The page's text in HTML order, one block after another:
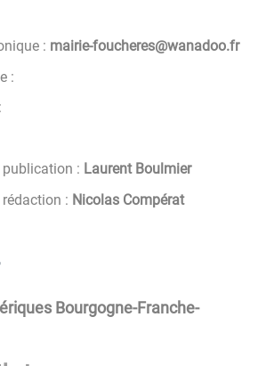
: rf.oodanaw@serehcuof-eiriam
:
publication : Laurent Boulmier
: Nicolas Compérat
Bourgogne-Franche-